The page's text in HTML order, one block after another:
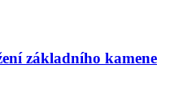
základního kamene